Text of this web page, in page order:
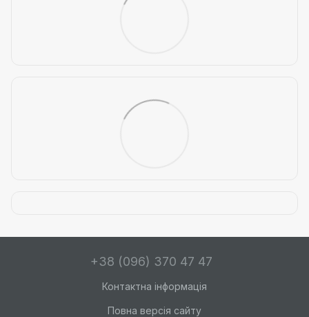
+38 (096) 370 47 47
Контактна інформація
Повна версія сайту